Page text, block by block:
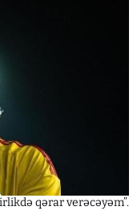
qərar verəcəyəm”.